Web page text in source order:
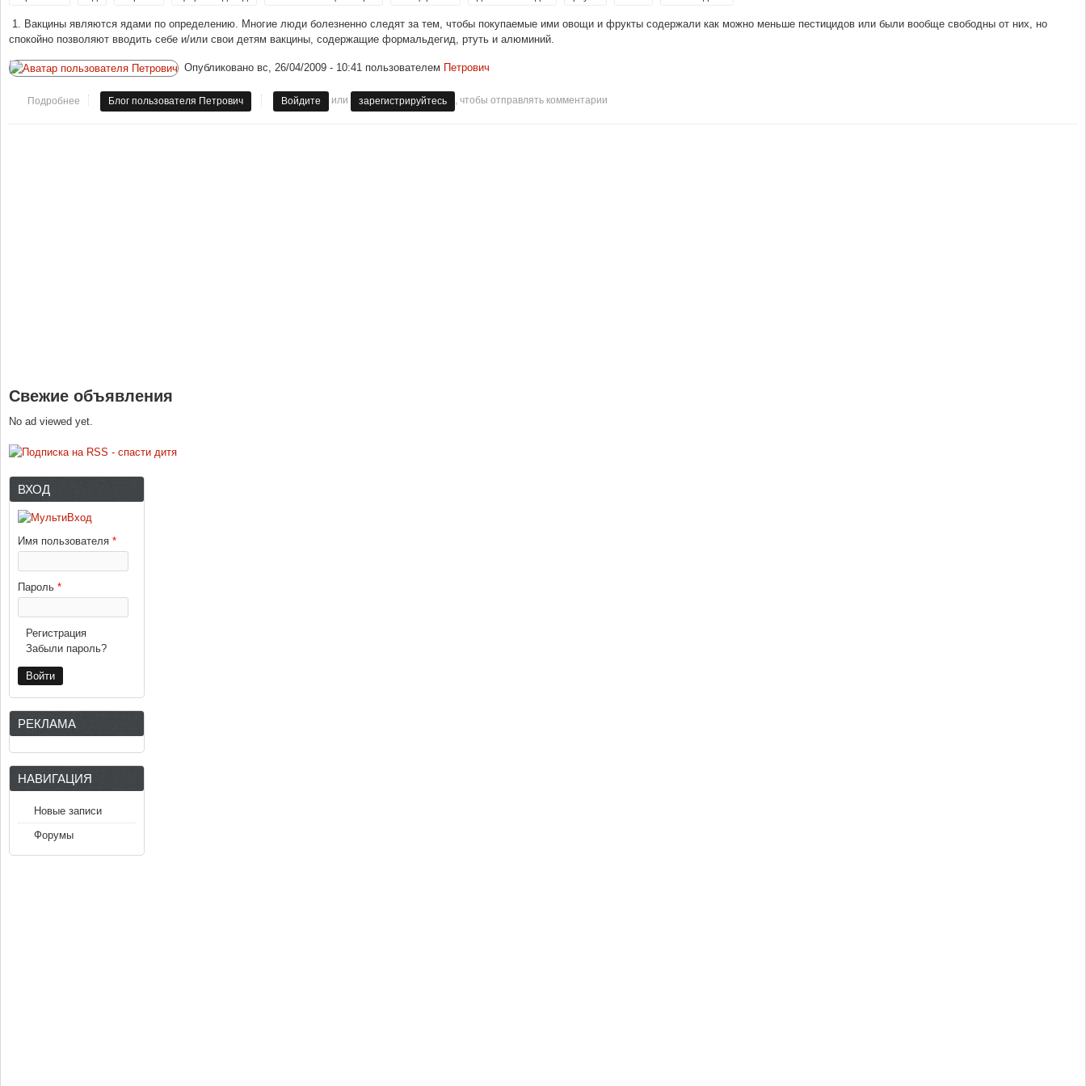
1. Вакцины являются ядами по определению. Многие люди болезненно следят за тем, чтобы покупаемые ими овощи и фрукты содержали как можно меньше пестицидов или были вообще свободны от них, но
спокойно позволяют вводить себе и/или свои детям вакцины, содержащие формальдегид, ртуть и алюминий.
Опубликовано вс, 26/04/2009 - 10:41пользователем Петрович
Подробнее о Десять причин сказать "нет!" прививкам
Блог пользователя Петрович Войдите или зарегистрируйтесь , чтобы отправлять комментарии
Свежие объявления
No ad viewed yet.
ВХОД
Имя пользователя *
Пароль *
Регистрация
Забыли пароль?
РЕКЛАМА
НАВИГАЦИЯ
Новые записи
Форумы